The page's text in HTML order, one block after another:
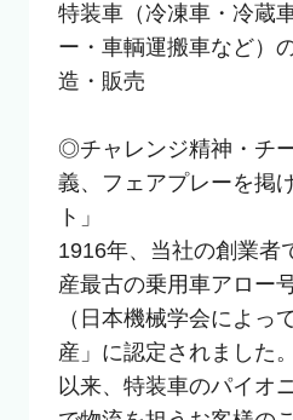
特装車（冷凍車・冷蔵
ー・車輌運搬車など）
造・販売
◎チャレンジ精神・チ
義、フェアプレーを掲
ト」
1916年、当社の創業者
産最古の乗用車アロー
（日本機械学会によっ
産」に認定されました。
以来、特装車のパイオ